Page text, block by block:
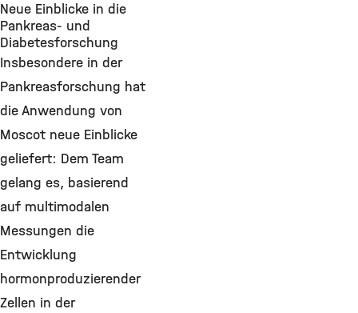
Neue Einblicke in die
Pankreas- und
Diabetesforschung
Insbesondere in der
Pankreasforschung hat
die Anwendung von
Moscot neue Einblicke
geliefert: Dem Team
gelang es, basierend
auf multimodalen
Messungen die
Entwicklung
hormonproduzierender
Zellen in der